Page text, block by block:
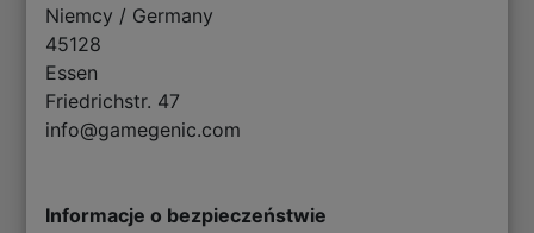
Niemcy / Germany
45128
Essen
Friedrichstr. 47
info@gamegenic.com
Informacje o bezpieczeństwie